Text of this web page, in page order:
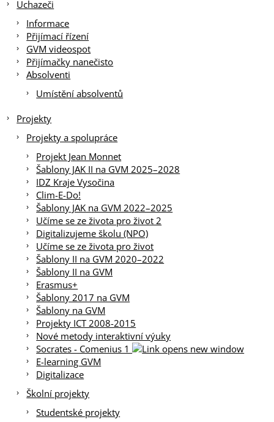
Uchazeči
Informace
Přijímací řízení
GVM videospot
Přijímačky nanečisto
Absolventi
Umístění absolventů
Projekty
Projekty a spolupráce
Projekt Jean Monnet
Šablony JAK II na GVM 2025–2028
IDZ Kraje Vysočina
Clim-E-Do!
Šablony JAK na GVM 2022–2025
Učíme se ze života pro život 2
Digitalizujeme školu (NPO)
Učíme se ze života pro život
Šablony II na GVM 2020–2022
Šablony II na GVM
Erasmus+
Šablony 2017 na GVM
Šablony na GVM
Projekty ICT 2008-2015
Nové metody interaktivní výuky
Socrates - Comenius 1
E-learning GVM
Digitalizace
Školní projekty
Studentské projekty